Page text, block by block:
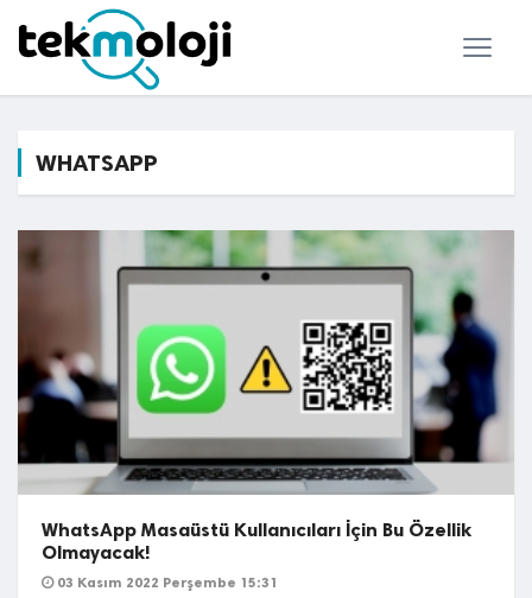
WHATSAPP
WhatsApp Masaüstü Kullanıcıları İçin Bu Özellik
Olmayacak!
03 Kasım 2022 Perşembe 15:31